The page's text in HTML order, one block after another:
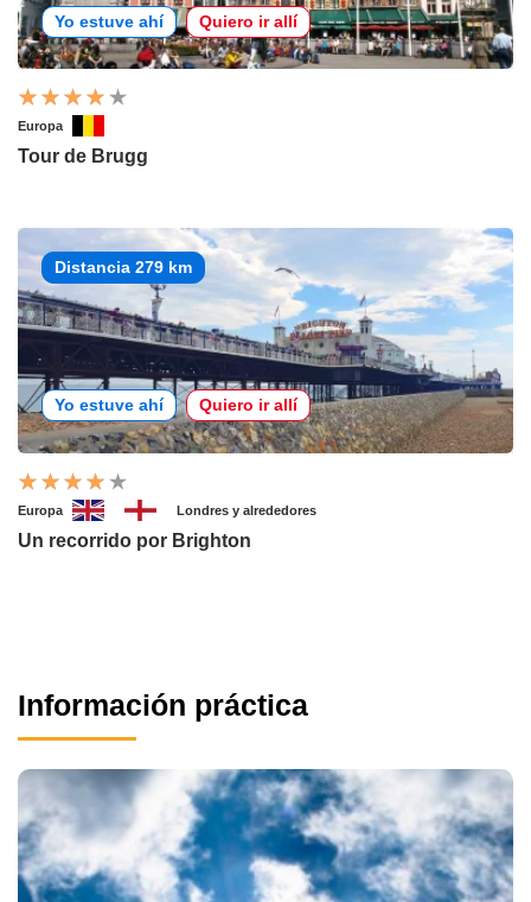
Yo estuve ahí Quiero ir allí
Europa
Tour de Brugg
Distancia 279 km
Yo estuve ahí Quiero ir allí
Europa Londres y alrededores
Un recorrido por Brighton
Información práctica